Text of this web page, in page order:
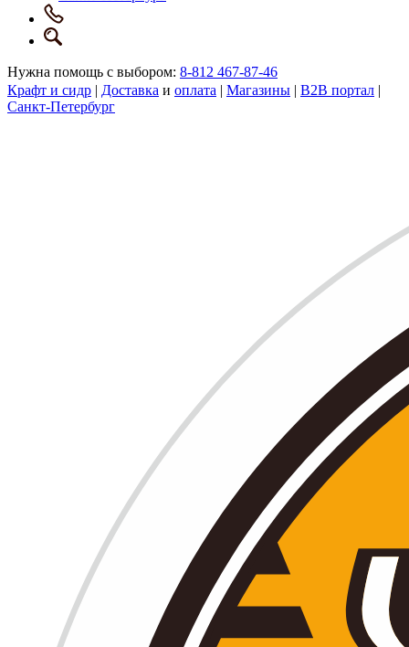
Нужна помощь с выбором: 8-812 467-87-46
Крафт и сидр | Доставка и оплата | Магазины | B2B портал |
Санкт-Петербург